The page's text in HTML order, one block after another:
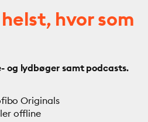
hvor som
og lydbøger samt podcasts.
Originals
offline